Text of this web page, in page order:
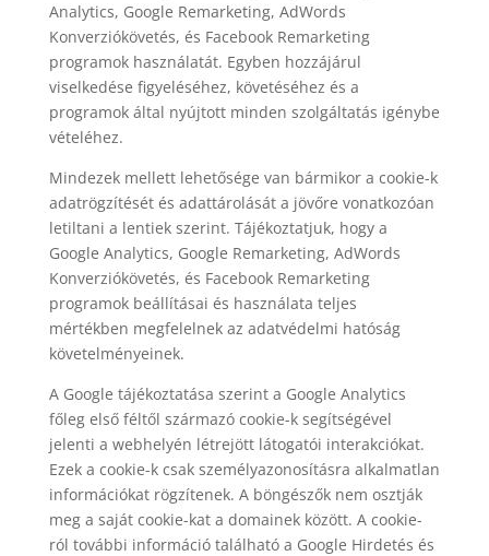
Analytics, Google Remarketing, AdWords
Konverziókövetés, és Facebook Remarketing
programok használatát. Egyben hozzájárul
viselkedése figyeléséhez, követéséhez és a
programok által nyújtott minden szolgáltatás igénybe
vételéhez.
Mindezek mellett lehetősége van bármikor a cookie-k
adatrögzítését és adattárolását a jövőre vonatkozóan
letiltani a lentiek szerint. Tájékoztatjuk, hogy a
Google Analytics, Google Remarketing, AdWords
Konverziókövetés, és Facebook Remarketing
programok beállításai és használata teljes
mértékben megfelelnek az adatvédelmi hatóság
követelményeinek.
A Google tájékoztatása szerint a Google Analytics
főleg első féltől származó cookie-k segítségével
jelenti a webhelyén létrejött látogatói interakciókat.
Ezek a cookie-k csak személyazonosításra alkalmatlan
információkat rögzítenek. A böngészők nem osztják
meg a saját cookie-kat a domainek között. A cookie-
ról további információ található a Google Hirdetés és